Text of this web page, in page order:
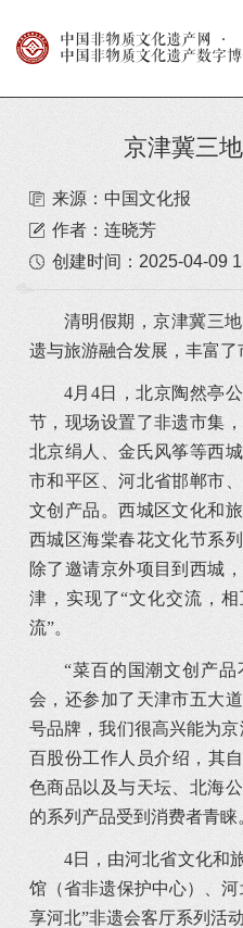
中国非物质文化遗产网
·
中国非物质文化遗产数字
京津冀三
来源：中国文化报
作者：连晓芳
创建时间： 2025-04-09
清明假期，京津冀三
遗与旅游融合发展，丰富了
4月4日，北京陶然亭
节，现场设置了非遗市集
北京绢人、金氏风筝等西
市和平区、河北省邯郸市
文创产品。西城区文化和
西城区海棠春花文化节系
除了邀请京外项目到西城
津，实现了“文化交流，相
流”。
“菜百的国潮文创产
会，还参加了天津市五大
号品牌，我们很高兴能为
百股份工作人员介绍，其
色商品以及与天坛、北海
的系列产品受到消费者青睐
4日，由河北省文化和
馆（省非遗保护中心）、
享河北”非遗会客厅系列活